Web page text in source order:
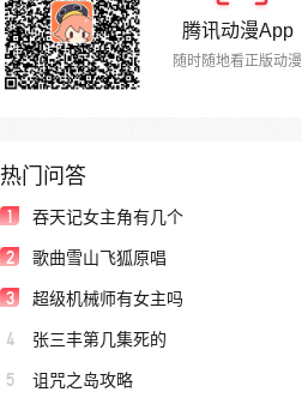
腾讯动漫App
随时随地看正版动漫
热门问答
1 吞天记女主角有几个
2 歌曲雪山飞狐原唱
3 超级机械师有女主吗
4 张三丰第几集死的
5 诅咒之岛攻略